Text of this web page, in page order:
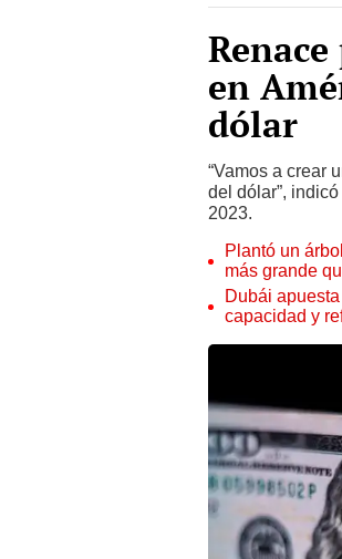
en
dólar
del dólar”,
2023.
más grande
Dubái
capacidad y